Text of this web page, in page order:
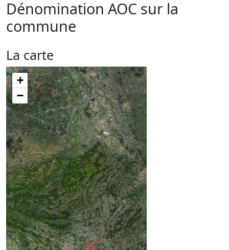
Dénomination AOC sur la
commune
La carte
+
−